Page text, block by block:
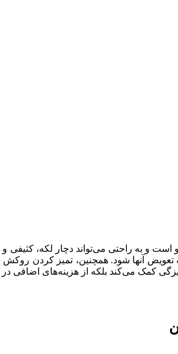
است و به راحتی می‌تواند دچار لکه،
تعویض آنها شود. همچنین، تمیز کردن
کمک می‌کند بلکه از هزینه‌های اضافی در